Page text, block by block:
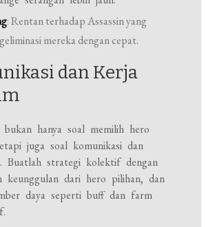
: Rentan terhadap Assassin yang
mereka dengan cepat.
dan Kerja
hanya soal memilih hero
juga soal komunikasi dan
Buatlah strategi kolektif dengan
keunggulan dari hero pilihan, dan
daya seperti buff dan farm